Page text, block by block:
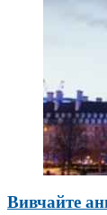
Вивчайте